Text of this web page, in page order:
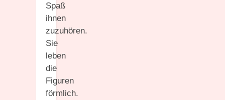
Spaß
ihnen
zuzuhören.
Sie
leben
die
Figuren
förmlich.